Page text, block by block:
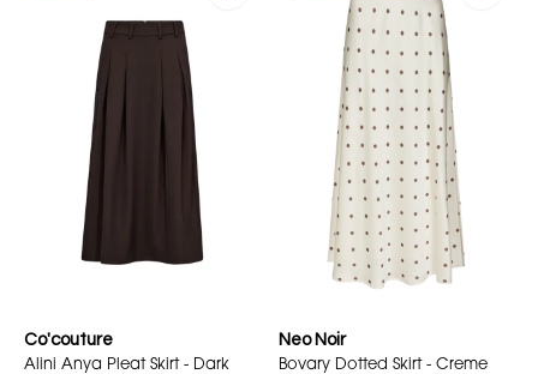
Co'couture
Alini Anya Pleat Skirt - Dark
Neo Noir
Bovary Dotted Skirt - Creme